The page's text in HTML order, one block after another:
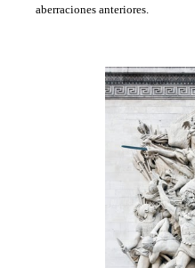
aberraciones anteriores.